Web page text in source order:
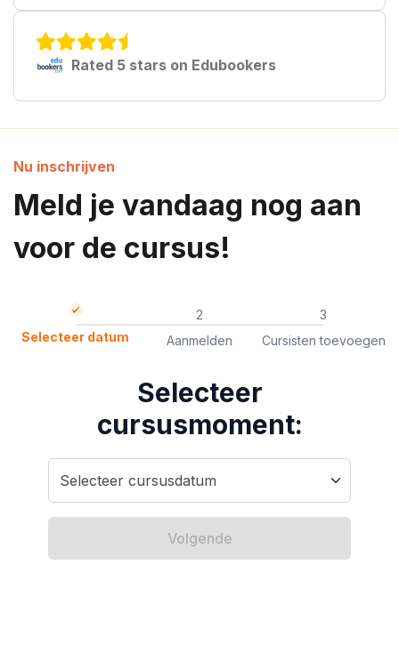
Rated 5 stars on Edubookers
Nu inschrijven
Meld je vandaag nog aan
voor de cursus!
Selecteer datum
2
Aanmelden
3
Cursisten toevoegen
Selecteer
cursusmoment:
Volgende